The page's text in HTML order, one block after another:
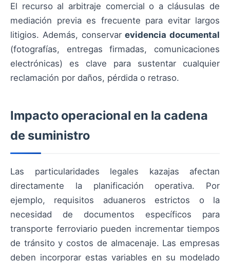
El recurso al arbitraje comercial o a cláusulas de
mediación previa es frecuente para evitar largos
litigios. Además, conservarevidencia documental
(fotografías, entregas firmadas, comunicaciones
electrónicas) es clave para sustentar cualquier
reclamación por daños, pérdida o retraso.
Impacto operacional en la cadena
de suministro
Las particularidades legales kazajas afectan
directamente la planificación operativa. Por
ejemplo, requisitos aduaneros estrictos o la
necesidad de documentos específicos para
transporte ferroviario pueden incrementar tiempos
de tránsito y costos de almacenaje. Las empresas
deben incorporar estas variables en su modelado